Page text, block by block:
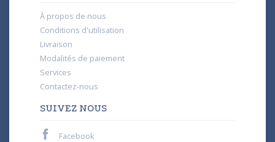
À propos de nous
Conditions d'utilisation
Livraison
Modalités de paiement
Services
Contactez-nous
SUIVEZ NOUS
Facebook